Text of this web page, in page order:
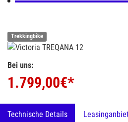
Trekkingbike
Bei uns:
1.799,00€*
Technische Details